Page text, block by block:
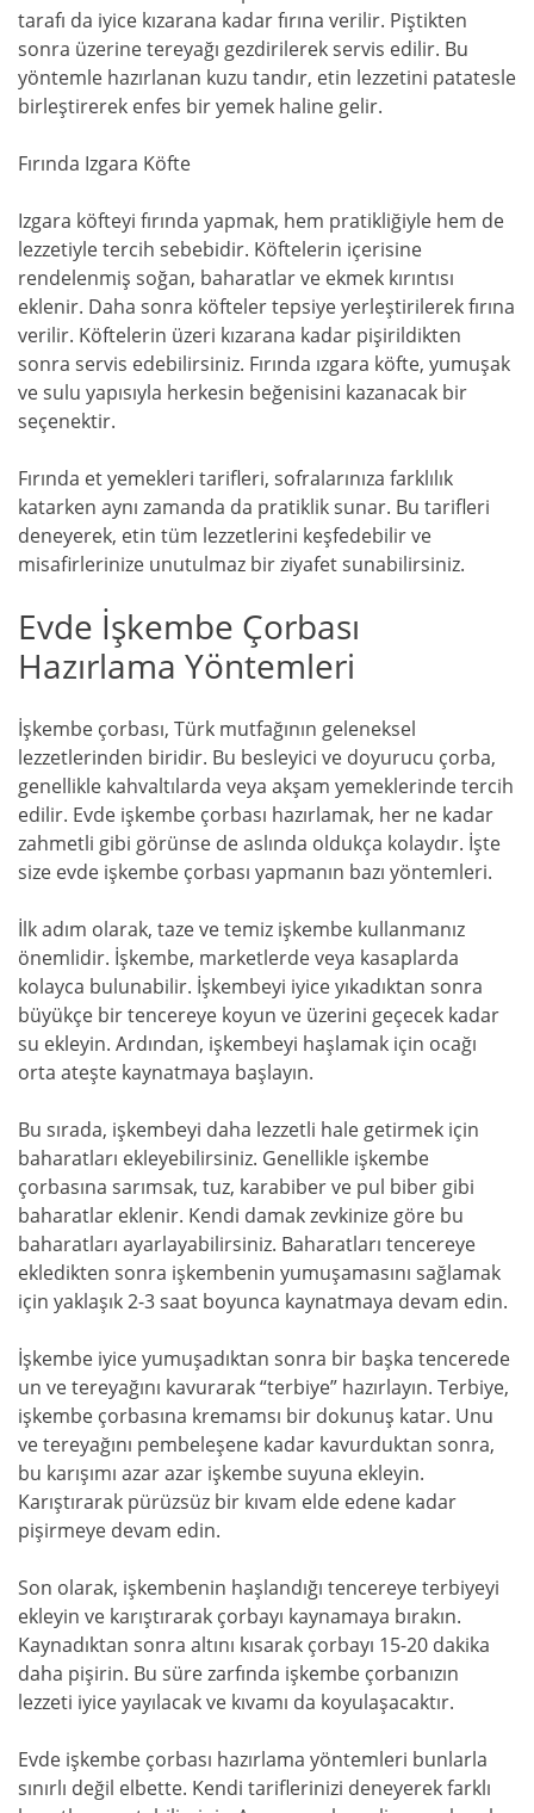
tarafı da iyice kızarana kadar fırına verilir. Piştikten
sonra üzerine tereyağı gezdirilerek servis edilir. Bu
yöntemle hazırlanan kuzu tandır, etin lezzetini patatesle
birleştirerek enfes bir yemek haline gelir.
Fırında Izgara Köfte
Izgara köfteyi fırında yapmak, hem pratikliğiyle hem de
lezzetiyle tercih sebebidir. Köftelerin içerisine
rendelenmiş soğan, baharatlar ve ekmek kırıntısı
eklenir. Daha sonra köfteler tepsiye yerleştirilerek fırına
verilir. Köftelerin üzeri kızarana kadar pişirildikten
sonra servis edebilirsiniz. Fırında ızgara köfte, yumuşak
ve sulu yapısıyla herkesin beğenisini kazanacak bir
seçenektir.
Fırında et yemekleri tarifleri, sofralarınıza farklılık
katarken aynı zamanda da pratiklik sunar. Bu tarifleri
deneyerek, etin tüm lezzetlerini keşfedebilir ve
misafirlerinize unutulmaz bir ziyafet sunabilirsiniz.
Evde İşkembe Çorbası
Hazırlama Yöntemleri
İşkembe çorbası, Türk mutfağının geleneksel
lezzetlerinden biridir. Bu besleyici ve doyurucu çorba,
genellikle kahvaltılarda veya akşam yemeklerinde tercih
edilir. Evde işkembe çorbası hazırlamak, her ne kadar
zahmetli gibi görünse de aslında oldukça kolaydır. İşte
size evde işkembe çorbası yapmanın bazı yöntemleri.
İlk adım olarak, taze ve temiz işkembe kullanmanız
önemlidir. İşkembe, marketlerde veya kasaplarda
kolayca bulunabilir. İşkembeyi iyice yıkadıktan sonra
büyükçe bir tencereye koyun ve üzerini geçecek kadar
su ekleyin. Ardından, işkembeyi haşlamak için ocağı
orta ateşte kaynatmaya başlayın.
Bu sırada, işkembeyi daha lezzetli hale getirmek için
baharatları ekleyebilirsiniz. Genellikle işkembe
çorbasına sarımsak, tuz, karabiber ve pul biber gibi
baharatlar eklenir. Kendi damak zevkinize göre bu
baharatları ayarlayabilirsiniz. Baharatları tencereye
ekledikten sonra işkembenin yumuşamasını sağlamak
için yaklaşık 2-3 saat boyunca kaynatmaya devam edin.
İşkembe iyice yumuşadıktan sonra bir başka tencerede
un ve tereyağını kavurarak “terbiye” hazırlayın. Terbiye,
işkembe çorbasına kremamsı bir dokunuş katar. Unu
ve tereyağını pembeleşene kadar kavurduktan sonra,
bu karışımı azar azar işkembe suyuna ekleyin.
Karıştırarak pürüzsüz bir kıvam elde edene kadar
pişirmeye devam edin.
Son olarak, işkembenin haşlandığı tencereye terbiyeyi
ekleyin ve karıştırarak çorbayı kaynamaya bırakın.
Kaynadıktan sonra altını kısarak çorbayı 15-20 dakika
daha pişirin. Bu süre zarfında işkembe çorbanızın
lezzeti iyice yayılacak ve kıvamı da koyulaşacaktır.
Evde işkembe çorbası hazırlama yöntemleri bunlarla
sınırlı değil elbette. Kendi tariflerinizi deneyerek farklı